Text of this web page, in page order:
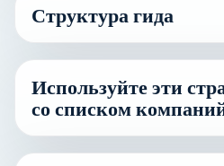
Структура гида
Используйте эти
со списком